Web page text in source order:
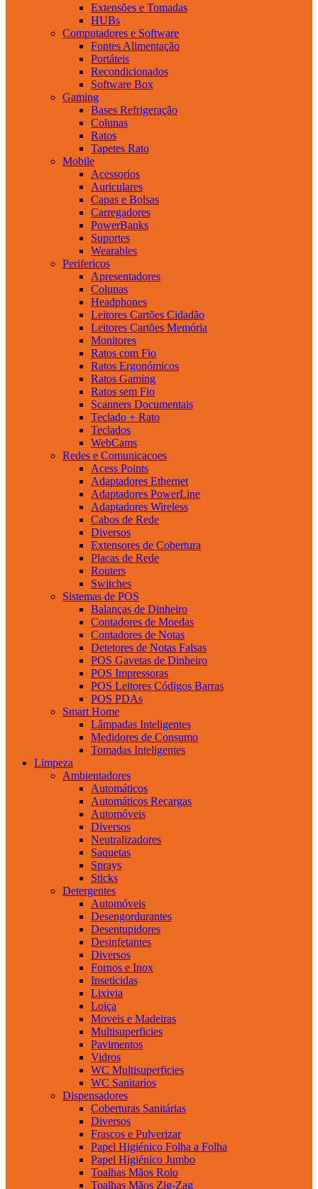
Extensões e Tomadas
HUBs
Computadores e Software
Fontes Alimentação
Portáteis
Recondicionados
Software Box
Gaming
Bases Refrigeração
Colunas
Ratos
Tapetes Rato
Mobile
Acessorios
Auriculares
Capas e Bolsas
Carregadores
PowerBanks
Suportes
Wearables
Perifericos
Apresentadores
Colunas
Headphones
Leitores Cartões Cidadão
Leitores Cartões Memória
Monitores
Ratos com Fio
Ratos Ergonómicos
Ratos Gaming
Ratos sem Fio
Scanners Documentais
Teclado + Rato
Teclados
WebCams
Redes e Comunicacoes
Acess Points
Adaptadores Ethernet
Adaptadores PowerLine
Adaptadores Wireless
Cabos de Rede
Diversos
Extensores de Cobertura
Placas de Rede
Routers
Switches
Sistemas de POS
Balanças de Dinheiro
Contadores de Moedas
Contadores de Notas
Detetores de Notas Falsas
POS Gavetas de Dinheiro
POS Impressoras
POS Leitores Códigos Barras
POS PDAs
Smart Home
Lâmpadas Inteligentes
Medidores de Consumo
Tomadas Inteligentes
Limpeza
Ambientadores
Automáticos
Automáticos Recargas
Automóveis
Diversos
Neutralizadores
Saquetas
Sprays
Sticks
Detergentes
Automóveis
Desengordurantes
Desentupidores
Desinfetantes
Diversos
Fornos e Inox
Inseticidas
Lixivia
Loiça
Moveis e Madeiras
Multisuperficies
Pavimentos
Vidros
WC Multisuperficies
WC Sanitarios
Dispensadores
Coberturas Sanitárias
Diversos
Frascos e Pulverizar
Papel Higiénico Folha a Folha
Papel Higiénico Jumbo
Toalhas Mãos Rolo
Toalhas Mãos Zig-Zag